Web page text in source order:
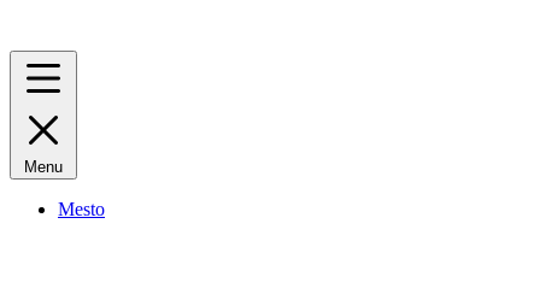
Menu
Mesto